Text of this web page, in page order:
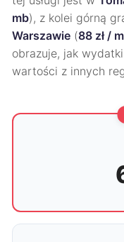
mb), z kolei górną
Warszawie (88 zł /
obrazuje, jak
wartości z innych